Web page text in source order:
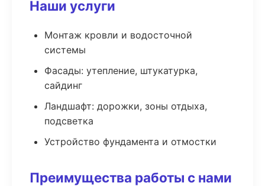
Наши услуги
Монтаж кровли и водосточной
системы
Фасады: утепление, штукатурка,
сайдинг
Ландшафт: дорожки, зоны отдыха,
подсветка
Устройство фундамента и отмостки
Преимущества работы с нами